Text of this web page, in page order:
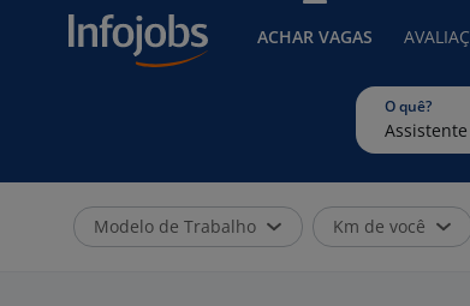
ACHAR VAGAS
O quê?
Modelo de Trabalho Km de você